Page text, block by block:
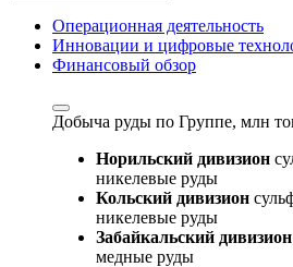
Операционная деятельность
Инновации и цифровые
Финансовый обзор
Добыча руды по Группе, млн
Норильский дивизион
никелевые руды
Кольский дивизион
никелевые руды
Забайкальский дивизион
медные руды